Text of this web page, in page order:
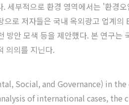
부적으로 환경 영역에서는 '환경
로 저자들은 국내 옥외광고 업계의
안 모색 등을 제안했다. 본 연구는
의의를 지닌다.
Social, and Governance) in
of international cases, the